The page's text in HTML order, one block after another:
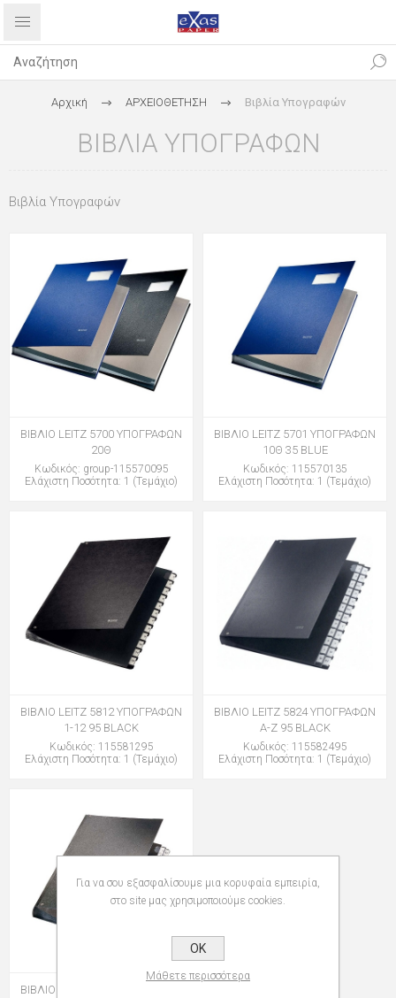
Αρχική ΑΡΧΕΙΟΘΕΤΗΣΗ Βιβλία Υπογραφών
ΒΙΒΛΊΑ ΥΠΟΓΡΑΦΏΝ
Βιβλία Υπογραφών
ΒΙΒΛΙΟ LEITZ 5700 ΥΠΟΓΡΑΦΩΝ
20Θ
Κωδικός: group-115570095
Ελάχιστη Ποσότητα: 1 (Τεμάχιο)
ΒΙΒΛΙΟ LEITZ 5701 ΥΠΟΓΡΑΦΩΝ
10Θ 35 BLUE
Κωδικός: 115570135
Ελάχιστη Ποσότητα: 1 (Τεμάχιο)
ΒΙΒΛΙΟ LEITZ 5812 ΥΠΟΓΡΑΦΩΝ
1-12 95 BLACK
Κωδικός: 115581295
Ελάχιστη Ποσότητα: 1 (Τεμάχιο)
ΒΙΒΛΙΟ LEITZ 5824 ΥΠΟΓΡΑΦΩΝ
A-Z 95 BLACK
Κωδικός: 115582495
Ελάχιστη Ποσότητα: 1 (Τεμάχιο)
ΒΙΒΛΙΟ LEITZ 5831 ΥΠΟΓΡΑΦΩΝ
Για να σου εξασφαλίσουμε μια κορυφαία εμπειρία,
στο site μας χρησιμοποιούμε cookies.
OK
Μάθετε περισσότερα